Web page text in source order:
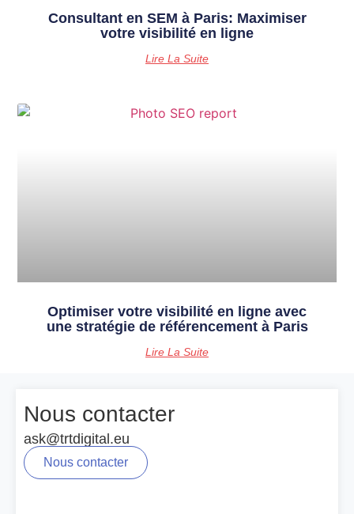
Consultant en SEM à Paris: Maximiser
votre visibilité en ligne
Lire La Suite
Optimiser votre visibilité en ligne avec
une stratégie de référencement à Paris
Lire La Suite
Nous contacter
ask@trtdigital.eu
Nous contacter